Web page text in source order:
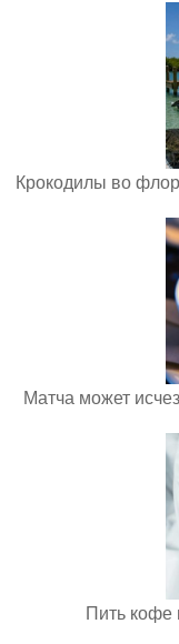
Крокодилы во
Матча может
Пить кофе